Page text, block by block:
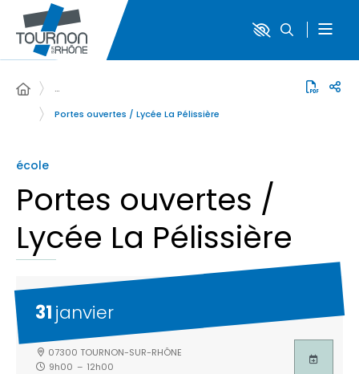
…
Portes ouvertes / Lycée La Pélissière
école
Portes ouvertes /
Lycée La Pélissière
31janvier
07300 TOURNON-SUR-RHÔNE
9h00 – 12h00